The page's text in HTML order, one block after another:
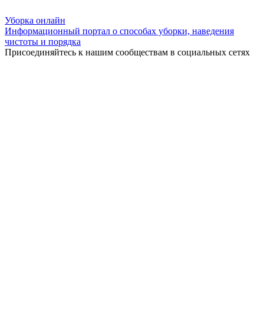
Уборка онлайн
Информационный портал о способах уборки, наведения
чистоты и порядка
Присоединяйтесь к нашим сообществам в социальных сетях